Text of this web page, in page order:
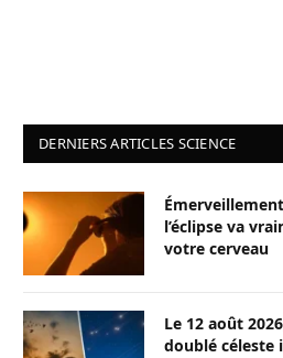
DERNIERS ARTICLES SCIENCE
l’éclipse va
votre cerveau
Le 12 août
doublé céleste